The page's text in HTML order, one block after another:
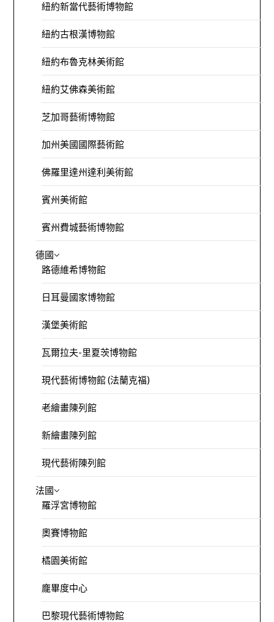
紐約新當代藝術博物館
紐約古根漢博物館
紐約布魯克林美術館
紐約艾佛森美術館
芝加哥藝術博物館
加州美國國際藝術館
佛羅里達州達利美術館
賓州美術館
賓州費城藝術博物館
德國
路德維希博物館
日耳曼國家博物館
漢堡美術館
瓦爾拉夫-里夏茨博物館
現代藝術博物館 (法蘭克福)
老繪畫陳列館
新繪畫陳列館
現代藝術陳列館
法國
羅浮宮博物館
奧賽博物館
橘園美術館
龐畢度中心
巴黎現代藝術博物館